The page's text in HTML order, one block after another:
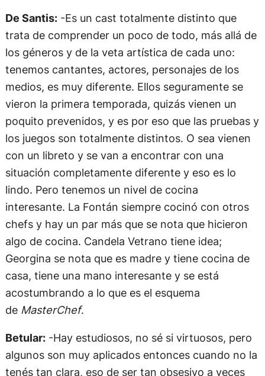
De Santis:-Es un cast totalmente distinto que
trata de comprender un poco de todo, más allá de
los géneros y de la veta artística de cada uno:
tenemos cantantes, actores, personajes de los
medios, es muy diferente. Ellos seguramente se
vieron la primera temporada, quizás vienen un
poquito prevenidos, y es por eso que las pruebas y
los juegos son totalmente distintos. O sea vienen
con un libreto y se van a encontrar con una
situación completamente diferente y eso es lo
lindo. Pero tenemos un nivel de cocina
interesante. La Fontán siempre cocinó con otros
chefs y hay un par más que se nota que hicieron
algo de cocina. Candela Vetrano tiene idea;
Georgina se nota que es madre y tiene cocina de
casa, tiene una mano interesante y se está
acostumbrando a lo que es el esquema
de MasterChef.
Betular:-Hay estudiosos, no sé si virtuosos, pero
algunos son muy aplicados entonces cuando no la
tenés tan clara, eso de ser tan obsesivo a veces